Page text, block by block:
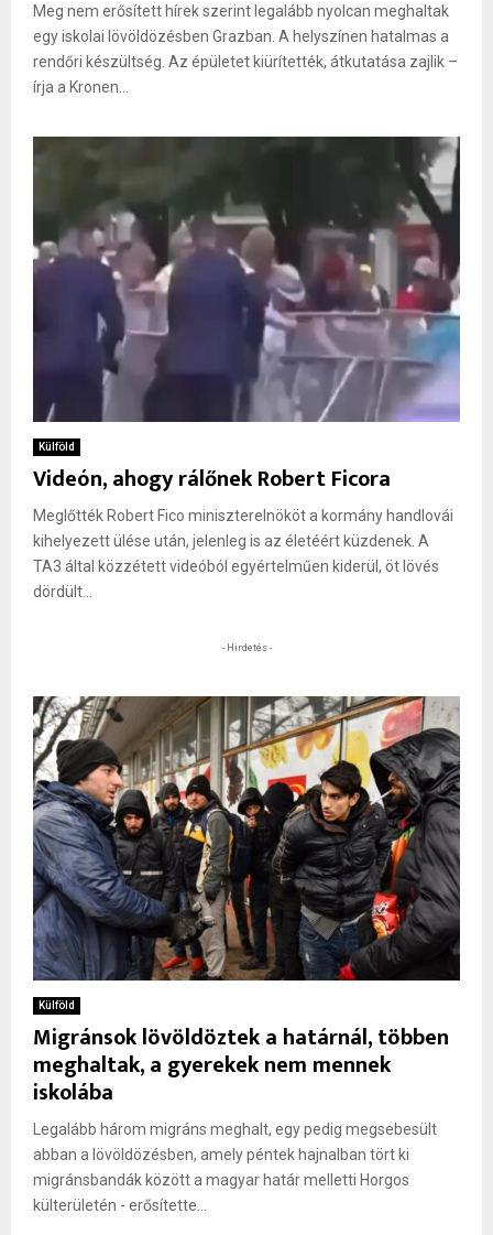
Meg nem erősített hírek szerint legalább nyolcan meghaltak
egy iskolai lövöldözésben Grazban. A helyszínen hatalmas a
rendőri készültség. Az épületet kiürítették, átkutatása zajlik –
írja a Kronen...
Külföld
Videón, ahogy rálőnek Robert Ficora
Meglőtték Robert Fico miniszterelnököt a kormány handlovái
kihelyezett ülése után, jelenleg is az életéért küzdenek. A
TA3 által közzétett videóból egyértelműen kiderül, öt lövés
dördült...
- Hirdetés -
Külföld
Migránsok lövöldöztek a határnál, többen
meghaltak, a gyerekek nem mennek
iskolába
Legalább három migráns meghalt, egy pedig megsebesült
abban a lövöldözésben, amely péntek hajnalban tört ki
migránsbandák között a magyar határ melletti Horgos
külterületén - erősítette...